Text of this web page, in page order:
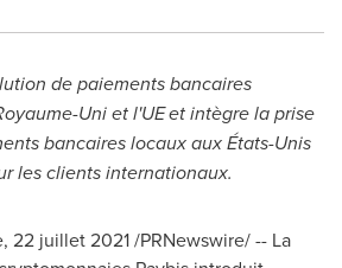
de paiements bancaires
Uni et l'UE et intègre la prise
bancaires locaux aux États-Unis
les clients internationaux.
22 juillet 2021 /PRNewswire/ -- La